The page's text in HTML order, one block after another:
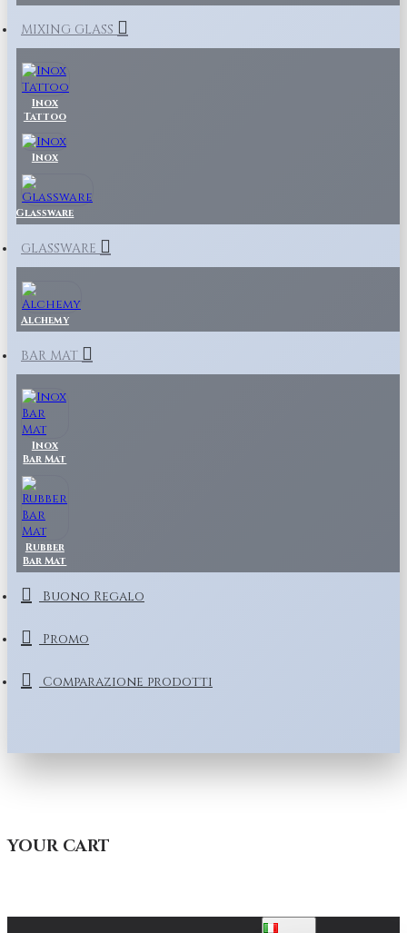
MIXING GLASS
Inox
Tattoo
Inox
Glassware
GLASSWARE
Alchemy
BAR MAT
Inox
Bar Mat
Rubber
Bar Mat
Buono Regalo
Promo
Comparazione prodotti
YOUR CART